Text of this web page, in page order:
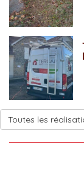
Toutes les